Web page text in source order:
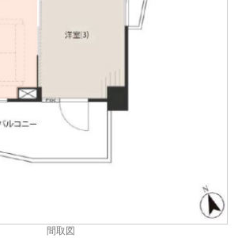
間取図